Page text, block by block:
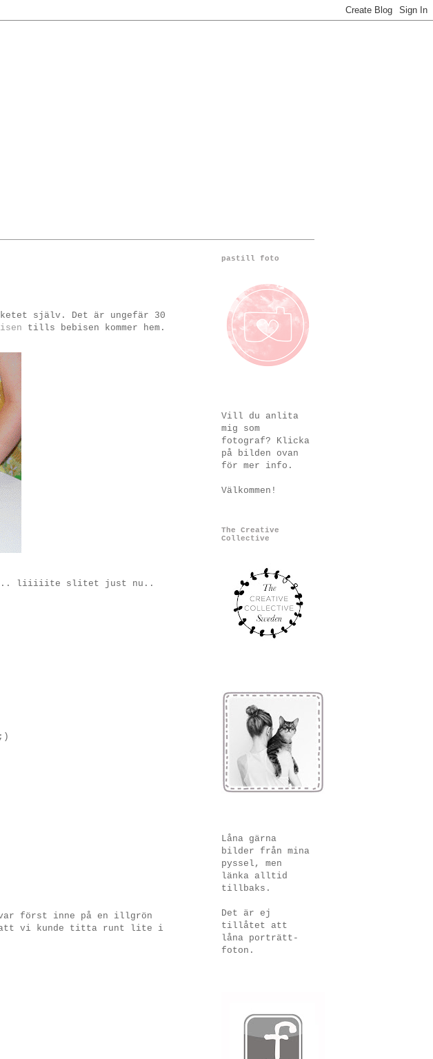
själv. Det är ungefär 30
tills bebisen kommer hem.
är... liiiiite slitet just nu..
var först inne på en illgrön
att vi kunde titta runt lite i
pastill foto
Vill du anlita
mig som
fotograf? Klicka
på bilden ovan
för mer info.
Välkommen!
The Creative
Collective
Låna gärna
bilder från mina
pyssel, men
länka alltid
tillbaks.
Det är ej
tillåtet att
låna porträtt-
foton.